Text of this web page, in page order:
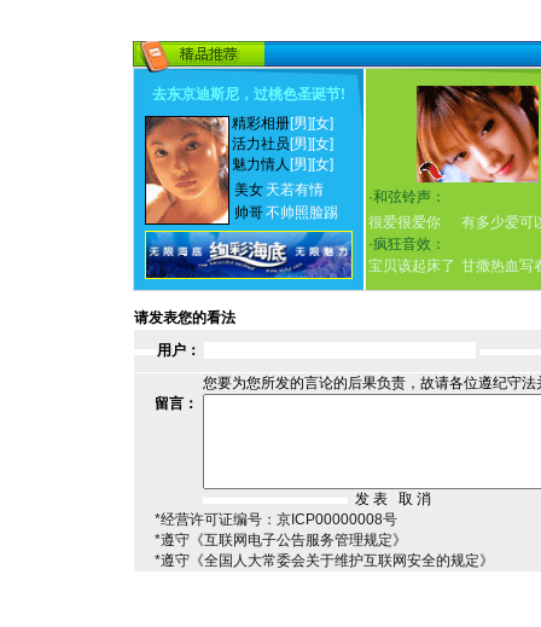
去东京迪斯尼，过桃色圣诞节!
精彩相册[男] [女]
活力社员 [男] [女]
魅力情人 [男] [女]
美女 天若有情
帅哥不帅照脸踢
·和弦铃声：
很爱很爱你
有多少爱可
·疯狂音效：
宝贝该起床了 甘撒热血写
请发表您的看法
用户：
您要为您所发的言论的后果负责，故请各位遵纪守
留言：
*经营许可证编号：京ICP00000008号
*遵守《互联网电子公告服务管理规定》
*遵守《全国人大常委会关于维护互联网安全的规定》